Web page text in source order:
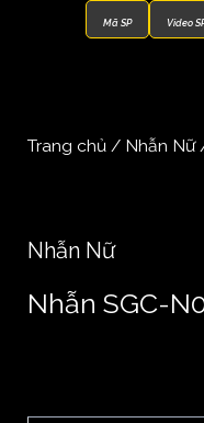
Mã SP Video
Trang chủ / Nhẫn Nữ/
Nhẫn Nữ
Nhẫn SGC-